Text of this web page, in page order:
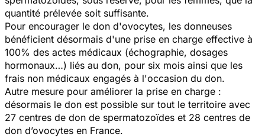
quantité prélevée soit suffisante.
Pour encourager le don d'ovocytes, les donneuses
bénéficient désormais d'une prise en charge effective à
100% des actes médicaux (échographie, dosages
hormonaux…) liés au don, pour six mois ainsi que les
frais non médicaux engagés à l'occasion du don.
Autre mesure pour améliorer la prise en charge :
désormais le don est possible sur tout le territoire avec
27 centres de don de spermatozoïdes et 28 centres de
don d’ovocytes en France.